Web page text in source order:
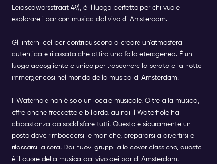
Leidsedwarsstraat 49), è il luogo perfetto per chi vuole
esplorare i bar con musica dal vivo di Amsterdam.
Gli interni del bar contribuiscono a creare un'atmosfera
autentica e rilassata che attira una folla eterogenea. È un
luogo accogliente e unico per trascorrere la serata e la notte
immergendosi nel mondo della musica di Amsterdam.
Il Waterhole non è solo un locale musicale. Oltre alla musica,
offre anche freccette e biliardo, quindi il Waterhole ha
abbastanza da soddisfare tutti. Questo è sicuramente un
posto dove rimboccarsi le maniche, prepararsi a divertirsi e
rilassarsi la sera. Dai nuovi gruppi alle cover classiche, questo
è il cuore della musica dal vivo dei bar di Amsterdam.